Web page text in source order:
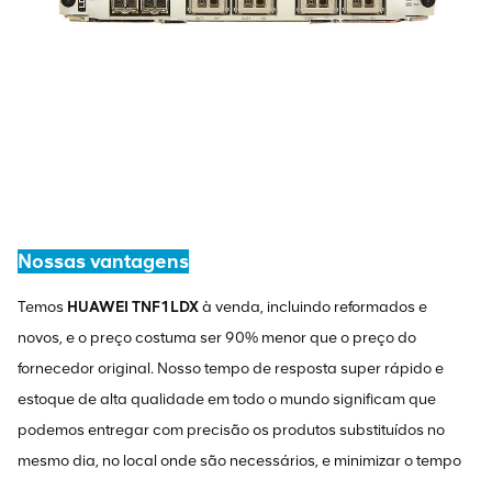
Nossas vantagens
Temos HUAWEI TNF1LDXà venda, incluindo reformados e
novos, e o preço costuma ser 90% menor que o preço do
fornecedor original. Nosso tempo de resposta super rápido e
estoque de alta qualidade em todo o mundo significam que
podemos entregar com precisão os produtos substituídos no
mesmo dia, no local onde são necessários, e minimizar o tempo